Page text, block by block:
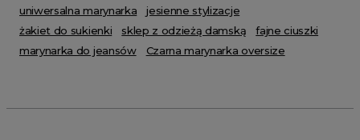
uniwersalna marynarka
jesienne stylizacje
żakiet do sukienki
sklep z odzieżą damską
fajne ciuszki
marynarka do jeansów
Czarna marynarka oversize